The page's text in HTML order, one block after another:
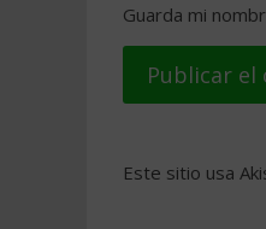
Guarda mi
Este sitio usa